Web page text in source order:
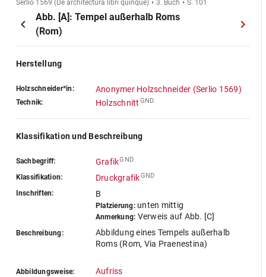
Serlio 1569 (De architectura libri quinque) 3. Buch S. 101
Abb. [A]: Tempel außerhalb Roms
(Rom)
Herstellung
Holzschneider*in: Anonymer Holzschneider (Serlio 1569)
Technik: Holzschnitt GND
Klassifikation und Beschreibung
Sachbegriff: GrafikGND
Klassifikation: DruckgrafikGND
Inschriften: B
Platzierung:unten mittig
Anmerkung: Verweis auf Abb. [C]
Beschreibung:
Abbildung eines Tempels außerhalb
Roms (Rom, Via Praenestina)
Abbildungsweise:
Aufriss